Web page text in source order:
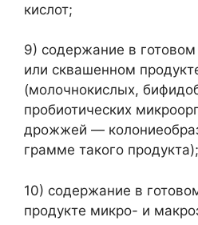
кислот;
9) содержание в
или сквашенном
(молочнокислых,
пробиотических
дрожжей —
грамме такого продукта);
10) содержание в
продукте микро- и